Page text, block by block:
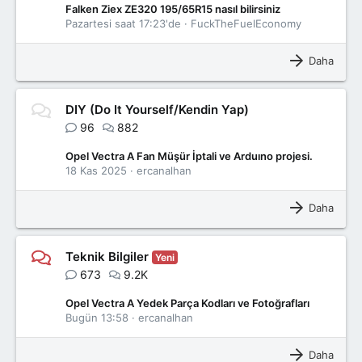
Daha
Falken Ziex ZE320 195/65R15 nasıl bilirsiniz
Pazartesi saat 17:23'de
FuckTheFuelEconomy
DIY (Do It Yourself/Kendin Yap)
96 882
Daha
Opel Vectra A Fan Müşür İptali ve Arduıno projesi.
18 Kas 2025
ercanalhan
Teknik Bilgiler Yeni
673 9.2K
Daha
Opel Vectra A Yedek Parça Kodları ve Fotoğrafları
Bugün 13:58
ercanalhan